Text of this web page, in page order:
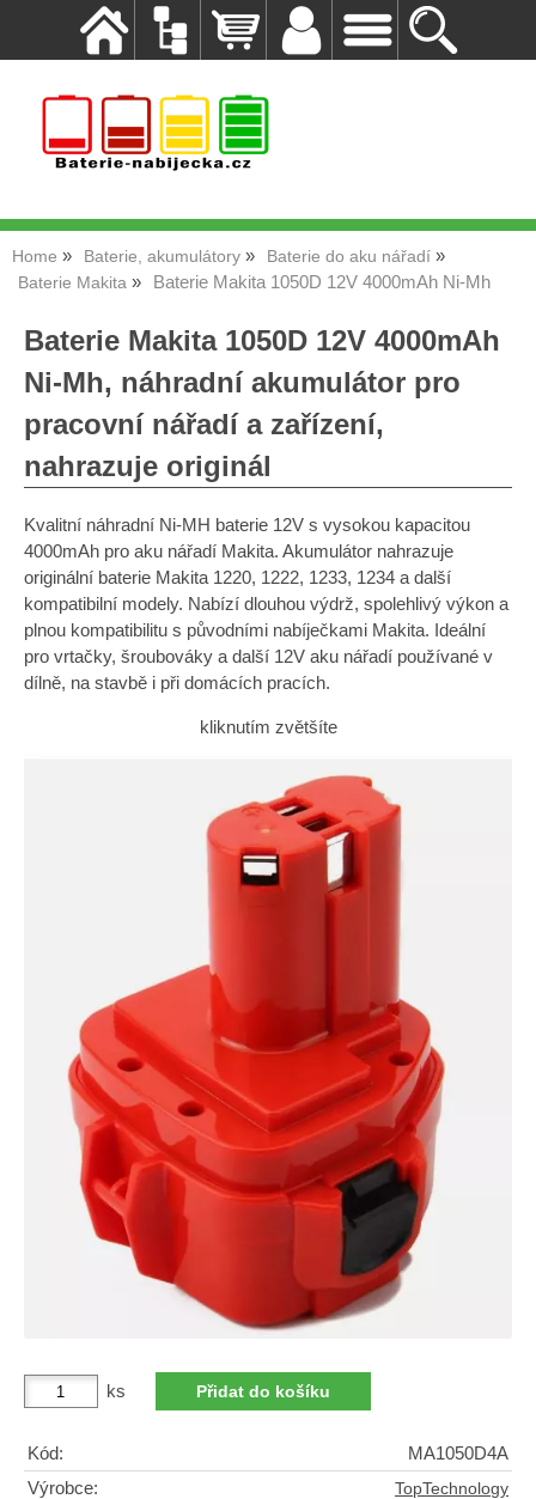
Home Baterie, akumulátory
Baterie do aku nářadí
Baterie Makita
Baterie Makita 1050D 12V 4000mAh Ni-Mh
Baterie Makita 1050D 12V 4000mAh
Ni-Mh, náhradní akumulátor pro
pracovní nářadí a zařízení,
nahrazuje originál
Kvalitní náhradní Ni-MH baterie 12V s vysokou kapacitou
4000mAh pro aku nářadí Makita. Akumulátor nahrazuje
originální baterie Makita 1220, 1222, 1233, 1234 a další
kompatibilní modely. Nabízí dlouhou výdrž, spolehlivý výkon a
plnou kompatibilitu s původními nabíječkami Makita. Ideální
pro vrtačky, šroubováky a další 12V aku nářadí používané v
dílně, na stavbě i při domácích pracích.
kliknutím zvětšíte
ks
Kód:
MA1050D4A
Výrobce:
TopTechnology